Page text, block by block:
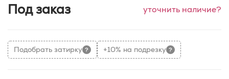
Под заказ уточнить наличие?
Подобрать затирку +10% на подрезку